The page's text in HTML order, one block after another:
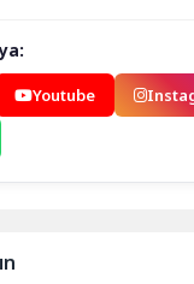
Youtube